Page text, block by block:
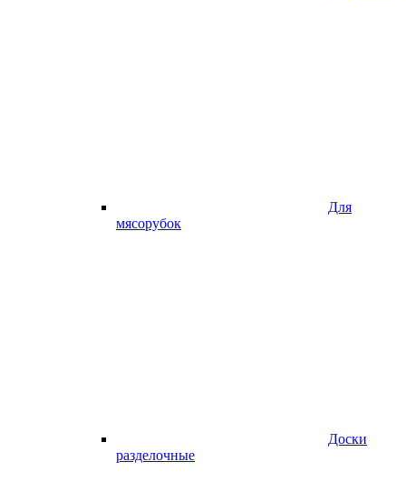
Для
мясорубок
Доски
разделочные